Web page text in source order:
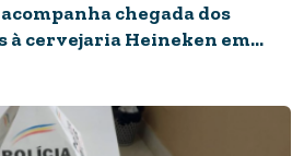
chegada dos
cervejaria Heineken em